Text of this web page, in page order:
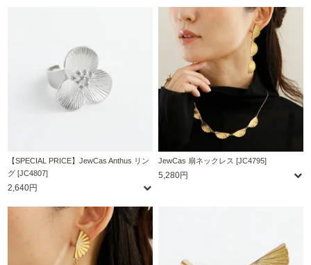
【SPECIAL PRICE】JewCas Anthus リン
グ [JC4807]
2,640円
JewCas 扇ネックレス [JC4795]
5,280円